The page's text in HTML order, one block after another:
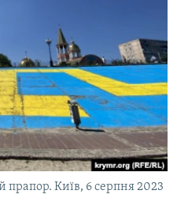
Київ, 6 серпня 2023